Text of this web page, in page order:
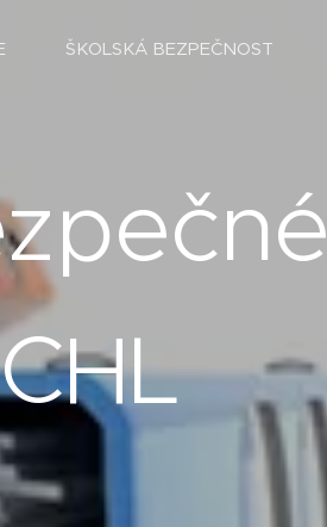
ŠKOLSKÁ BEZPEČNOST